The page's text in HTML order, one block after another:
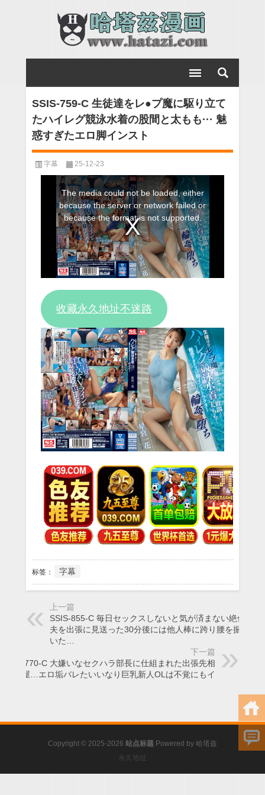
SSIS-759-C 生徒達をレ●プ魔に駆り立て
たハイレグ競泳水着の股間と太もも··· 魅
惑すぎたエロ脚インスト
字幕 25-12-23
modal
window.
The media could not be loaded, either
because the server or network failed or
because the format is not supported.
收藏永久地址不迷路
标签： 字幕
上一篇
SSIS-855-C 毎日セックスしないと気が済まない絶倫妻は
夫を出張に見送った30分後には他人棒に跨り腰を振って
いた…
下一篇
SSIS-770-C 大嫌いなセクハラ部長に仕組まれた出張先相
部屋…エロ垢バレたいいなり巨乳新人OLは不覚にもイ
Copyright © 2025-2026 站点标题 Powered by 哈塔兹
永久地址